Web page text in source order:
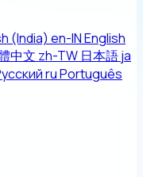
(India) en-INEnglish
中文 zh-TW 日本語ja
ruPortuguês